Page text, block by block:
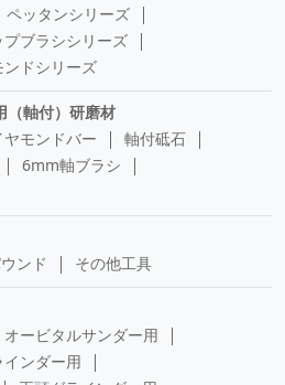
ペッタンシリーズ
プブラシシリーズ
ンドシリーズ
（軸付）研磨材
ヤモンドバー
軸付砥石
6mm軸ブラシ
ンド その他工具
オービタルサンダー用
ンダー用